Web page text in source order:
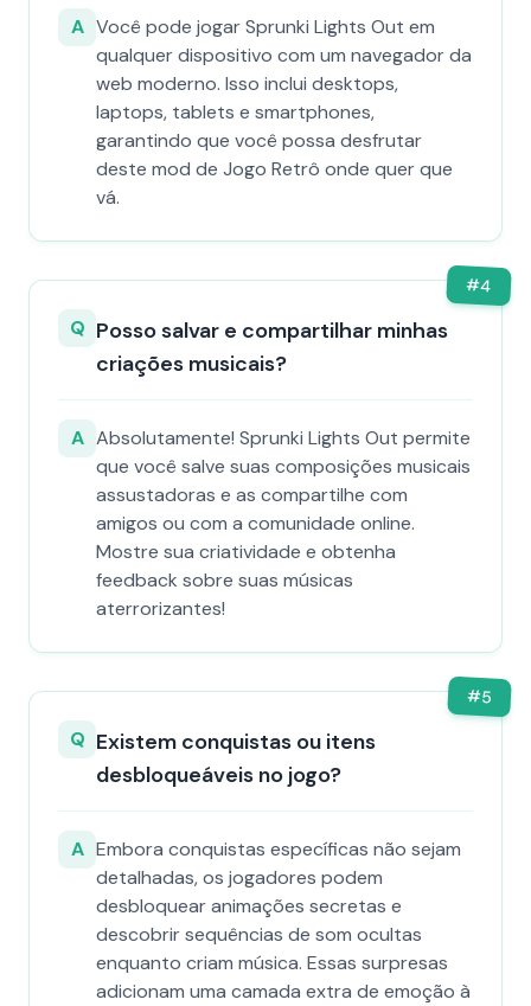
A Você pode jogar Sprunki Lights Out em
qualquer dispositivo com um navegador da
web moderno. Isso inclui desktops,
laptops, tablets e smartphones,
garantindo que você possa desfrutar
deste mod de Jogo Retrô onde quer que
vá.
#4
Q Posso salvar e compartilhar minhas
criações musicais?
A Absolutamente! Sprunki Lights Out permite
que você salve suas composições musicais
assustadoras e as compartilhe com
amigos ou com a comunidade online.
Mostre sua criatividade e obtenha
feedback sobre suas músicas
aterrorizantes!
#5
Q Existem conquistas ou itens
desbloqueáveis no jogo?
A Embora conquistas específicas não sejam
detalhadas, os jogadores podem
desbloquear animações secretas e
descobrir sequências de som ocultas
enquanto criam música. Essas surpresas
adicionam uma camada extra de emoção à